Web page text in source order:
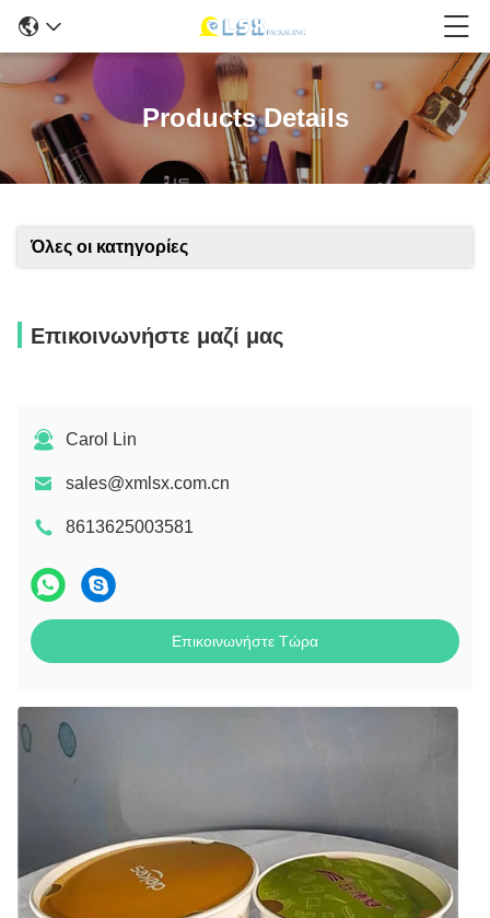
Products Details
Όλες οι κατηγορίες
Επικοινωνήστε μαζί μας
Carol Lin
sales@xmlsx.com.cn
8613625003581
Επικοινωνήστε Τώρα